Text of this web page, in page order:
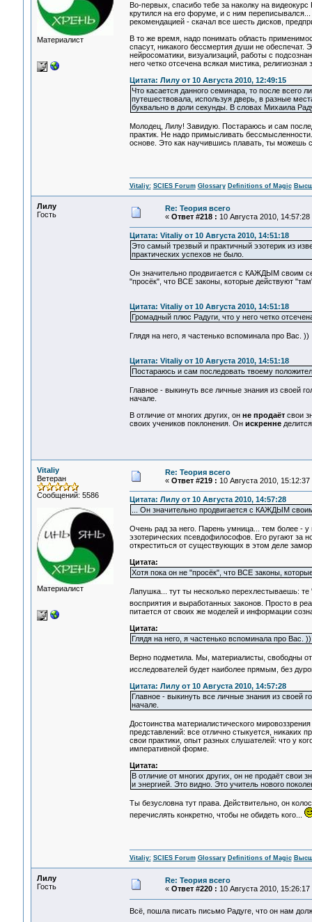
Материалист
Во-первых, спасибо тебе за наколку на
крутился на его форуме, и с ним
рекомендацией - скачал все шесть дисков,
В то же время, надо понимать область
спасут, никакого бессмертия души не обеспечат.
нейросоматики, визуализаций, работы с
него четко отсечена всякая мистика,
Цитата: Лилу от 10 Августа 2010, 12:49:15
Что касается данного семинара, то после всего
путешествовала, используя дверь, в разные
буквально в доли секунды. В словах Михаила
Молодец, Лилу! Завидую. Постараюсь и сам
практик. Не надо примысливать
основе. Это как научившись плавать, ты можешь
Vitaliy: SCIES Forum Glossary Definitions of Magic
Лилу
Гость
Re: Теория всего
« Ответ #218 : 10 Августа 2010, 14:57:28
Цитата: Vitaliy от 10 Августа 2010, 14:51:18
Это самый трезвый и практичный эзотерик из
практических успехов не было.
Он значительно продвигается с КАЖДЫМ своим
"просёк", что ВСЕ законы, которые действуют
Цитата: Vitaliy от 10 Августа 2010, 14:51:18
Громадный плюс Радуги, что у него четко
Глядя на него, я частенько вспоминала про Вас. ))
Цитата: Vitaliy от 10 Августа 2010, 14:51:18
Постараюсь и сам последовать твоему
Главное - выкинуть все личные знания из
начале.
В отличие от многих других, он не продаётсвои
своих учеников поклонения. Он искреннеделится
Vitaliy
Ветеран
Сообщений: 5586
Материалист
Re: Теория всего
« Ответ #219 : 10 Августа 2010, 15:12:37
Цитата: Лилу от 10 Августа 2010, 14:57:28
... Он значительно продвигается с КАЖДЫМ
Очень рад за него. Парень умница... тем более - у
эзотерических псевдофилософов. Его ругают за
откреститься от существующих в этом деле
Цитата:
Хотя пока он не "просёк", что ВСЕ законы,
Лапушка... тут ты несколько перехлестываешь:
восприятия и выработанных законов. Просто в
питается от своих же моделей и информации
Цитата:
Глядя на него, я частенько вспоминала про Вас. ))
Верно подметила. Мы, материалисты, свободны
исследователей будет наиболее прямым, без
Цитата: Лилу от 10 Августа 2010, 14:57:28
Главное - выкинуть все личные знания из
начале.
Достоинства материалистического
представлений: все отлично стыкуется, никаких
свои практики, опыт разных слушателей: что у
императивной форме.
Цитата:
В отличие от многих других, он не продаёт свои
и энергией. Это видно. Это учитель нового
Ты безусловна тут права. Действительно, он
перечислять конкретно, чтобы не обидеть кого...
Vitaliy: SCIES Forum Glossary Definitions of Magic
Лилу
Гость
Re: Теория всего
« Ответ #220 : 10 Августа 2010, 15:26:17
Всё, пошла писать письмо Радуге, что он нам